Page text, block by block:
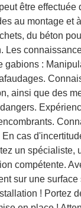
être effectuée
au montage et
du béton
Les
gabions :
ainsi que des
cas
un spécialiste,
compétente.
sur une
! Portez